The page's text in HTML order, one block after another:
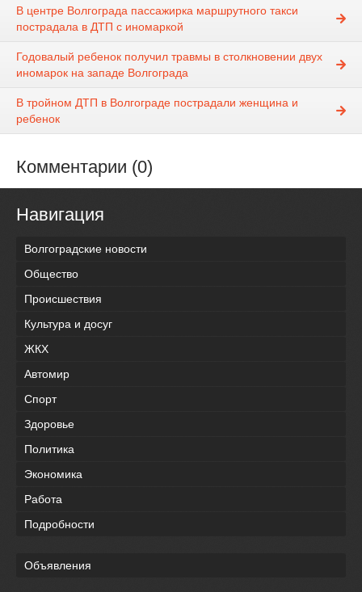
В центре Волгограда пассажирка маршрутного такси
пострадала в ДТП с иномаркой
Годовалый ребенок получил травмы в столкновении двух
иномарок на западе Волгограда
В тройном ДТП в Волгограде пострадали женщина и
ребенок
Комментарии (0)
Навигация
Волгоградские новости
Общество
Происшествия
Культура и досуг
ЖКХ
Автомир
Спорт
Здоровье
Политика
Экономика
Работа
Подробности
Объявления